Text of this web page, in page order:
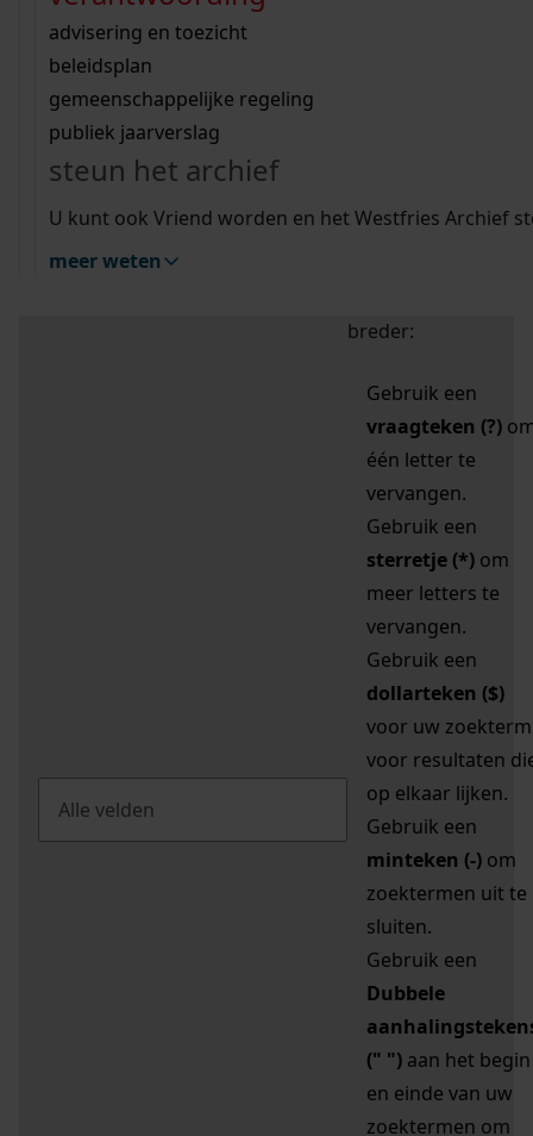
bouwvergunningen
omgevingsvergunningen
vergunningen
beeld en geluid
uitleg nodig?
Wij helpen u op weg met een aantal zoektips.
bekijk alle zoektips
Wij helpen u op weg met een aantal zoektips.
bekijk alle zoektips
bekijk ons geschiedenislokaal
advisering en toezicht
beleidsplan
gemeenschappelijke regeling
publiek jaarverslag
steun het archief
U kunt ook Vriend worden en het Westfries Archief
meer weten
zoektips
Mijn Studiezaal (inloggen)
uw zoekopdracht te
breder:
Gebruik een
vraagteken (?)
één letter te
vervangen.
Gebruik een
sterretje (*) om
meer letters te
vervangen.
Gebruik een
dollarteken ($)
voor uw zoekterm
voor resultaten
op elkaar lijken.
Gebruik een
minteken (-) om
zoektermen uit te
sluiten.
Gebruik een
Dubbele
(" ") aan het begin
en einde van uw
zoektermen om